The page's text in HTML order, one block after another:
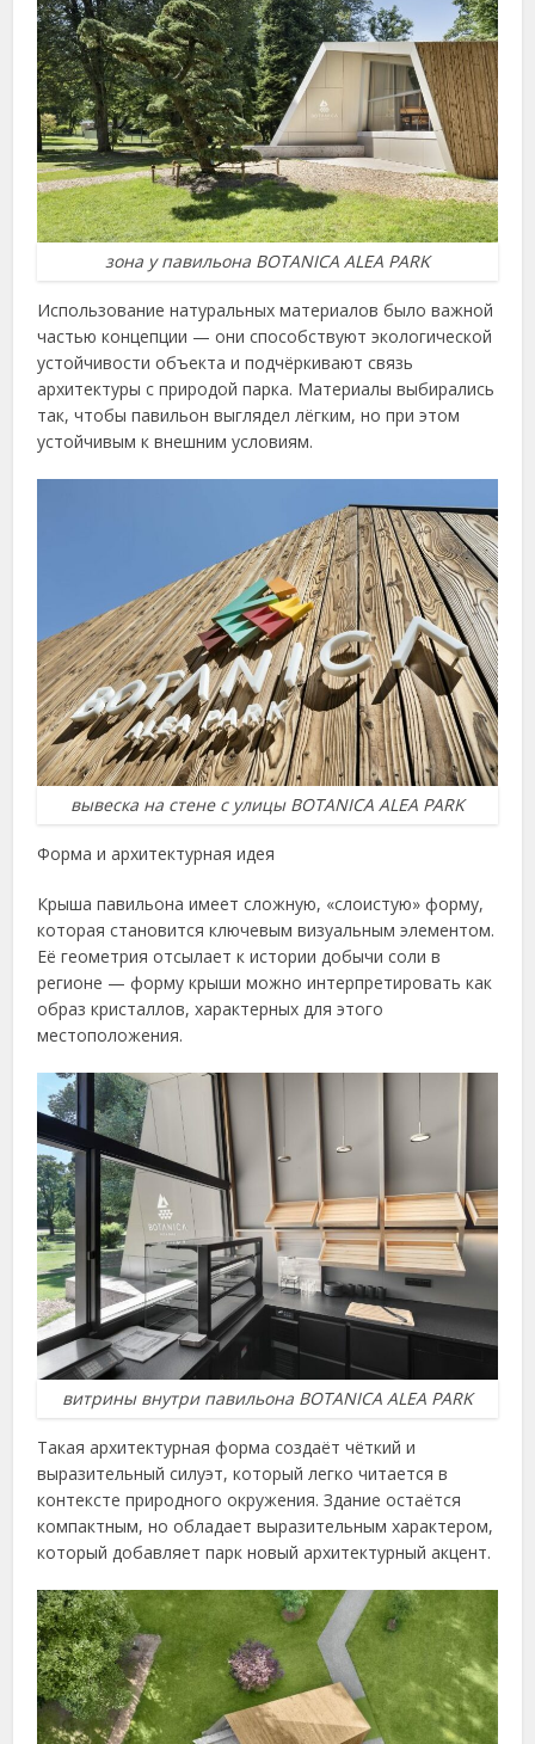
зона у павильона BOTANICA ALEA PARK
Использование натуральных материалов было важной
частью концепции — они способствуют экологической
устойчивости объекта и подчёркивают связь
архитектуры с природой парка. Материалы выбирались
так, чтобы павильон выглядел лёгким, но при этом
устойчивым к внешним условиям.
вывеска на стене с улицы BOTANICA ALEA PARK
Форма и архитектурная идея
Крыша павильона имеет сложную, «слоистую» форму,
которая становится ключевым визуальным элементом.
Её геометрия отсылает к истории добычи соли в
регионе — форму крыши можно интерпретировать как
образ кристаллов, характерных для этого
местоположения.
витрины внутри павильона BOTANICA ALEA PARK
Такая архитектурная форма создаёт чёткий и
выразительный силуэт, который легко читается в
контексте природного окружения. Здание остаётся
компактным, но обладает выразительным характером,
который добавляет парк новый архитектурный акцент.